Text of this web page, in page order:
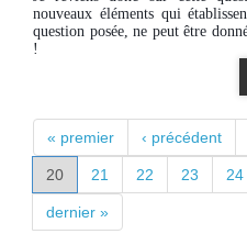
nouveaux éléments qui
question posée, ne peut être
!
PAGES
« premier ‹ précédent
20 21 22 23 24
dernier »